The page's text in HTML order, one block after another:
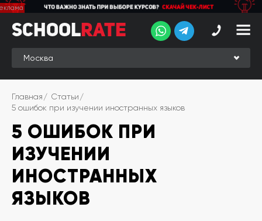
School
Rate
Рейтинг
Online-
рейтинг
Отзывы
студентов
Обзоры
экспертов
Новые
группы
SchoolRate
Главная
Статьи
5 ошибок при изучении иностранных языков
5 ОШИБОК ПРИ
ИЗУЧЕНИИ
ИНОСТРАННЫХ
ЯЗЫКОВ